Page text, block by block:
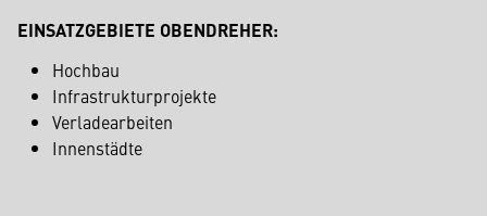
EINSATZGEBIETE OBENDREHER:
Hochbau
Infrastrukturprojekte
Verladearbeiten
Innenstädte